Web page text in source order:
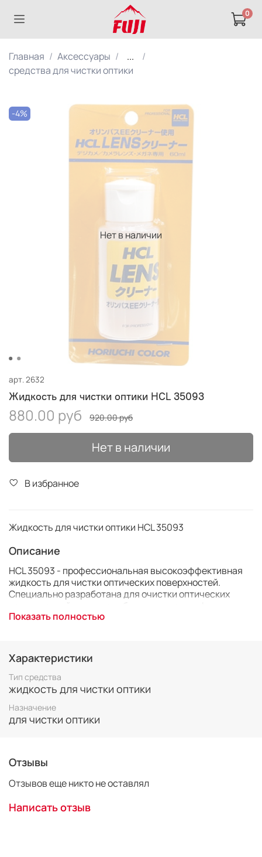
0
Главная Аксессуары
...
средства для чистки оптики
Нет в наличии
-4%
арт.2632
Жидкость для чистки оптики HCL 35093
880.00 руб 920.00 руб
Нет в наличии
В избранное
Жидкость для чистки оптики HCL 35093
Описание
HCL 35093 - профессиональная высокоэффективная
жидкость для чистки оптических поверхностей.
Специально разработана для очистки оптических
HCL 35093 эффективно удаляет стойкие пятна,
Средство не вызывает коррозии, не токсично, не
содержит спирт и обладает стабильной формулой.
В комплект поставки входит флакон с жидкостью
объём 60 мл.
Показать полностью
Характеристики
Тип средства
жидкость для чистки оптики
Назначение
для чистки оптики
Отзывы
Отзывов еще никто не оставлял
Написать отзыв